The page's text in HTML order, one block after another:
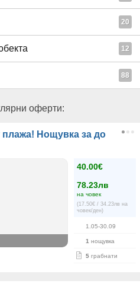
20
12
88
оферти:
Нощувка за до
40.00€
78.23лв
на човек
(17.50€ / 34.23лв на
човек/ден)
1.05-30.09
1 нощувка
5 грабнати